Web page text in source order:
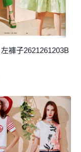
左褲子2621261203B